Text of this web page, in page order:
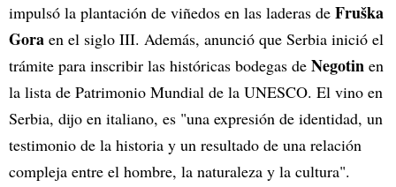
impulsó la plantación de viñedos en las laderas de Fruška
Gora en el siglo III. Además, anunció que Serbia inició el
trámite para inscribir las históricas bodegas de Negotin en
la lista de Patrimonio Mundial de la UNESCO. El vino en
Serbia, dijo en italiano, es "una expresión de identidad, un
testimonio de la historia y un resultado de una relación
compleja entre el hombre, la naturaleza y la cultura".